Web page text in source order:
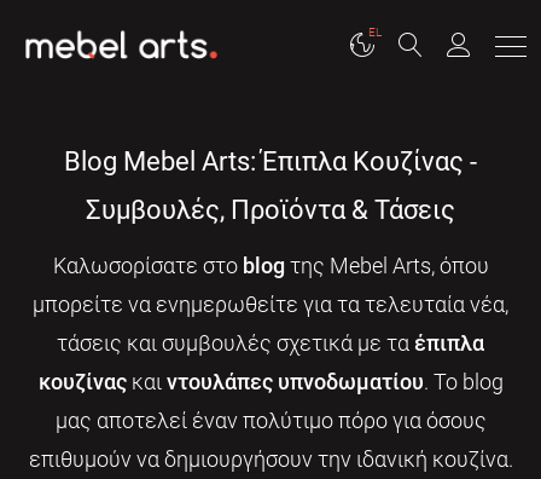
EL
Blog Mebel Arts: Έπιπλα Κουζίνας -
Συμβουλές, Προϊόντα & Τάσεις
Καλωσορίσατε στο blogτης Mebel Arts, όπου
μπορείτε να ενημερωθείτε για τα τελευταία νέα,
τάσεις και συμβουλές σχετικά με τα έπιπλα
κουζίναςκαι ντουλάπες υπνοδωματίου. Το blog
μας αποτελεί έναν πολύτιμο πόρο για όσους
επιθυμούν να δημιουργήσουν την ιδανική κουζίνα.